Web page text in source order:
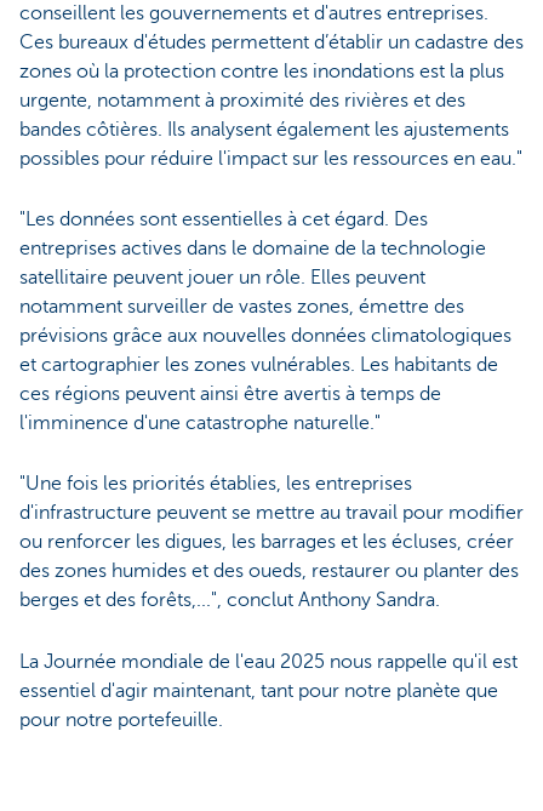
conseillent les gouvernements et d'autres entreprises.
Ces bureaux d'études permettent d’établir un cadastre des
zones où la protection contre les inondations est la plus
urgente, notamment à proximité des rivières et des
bandes côtières. Ils analysent également les ajustements
possibles pour réduire l'impact sur les ressources en eau."
"Les données sont essentielles à cet égard. Des
entreprises actives dans le domaine de la technologie
satellitaire peuvent jouer un rôle. Elles peuvent
notamment surveiller de vastes zones, émettre des
prévisions grâce aux nouvelles données climatologiques
et cartographier les zones vulnérables. Les habitants de
ces régions peuvent ainsi être avertis à temps de
l'imminence d'une catastrophe naturelle."
"Une fois les priorités établies, les entreprises
d'infrastructure peuvent se mettre au travail pour modifier
ou renforcer les digues, les barrages et les écluses, créer
des zones humides et des oueds, restaurer ou planter des
berges et des forêts,...", conclut Anthony Sandra.
La Journée mondiale de l'eau 2025 nous rappelle qu'il est
essentiel d'agir maintenant, tant pour notre planète que
pour notre portefeuille.